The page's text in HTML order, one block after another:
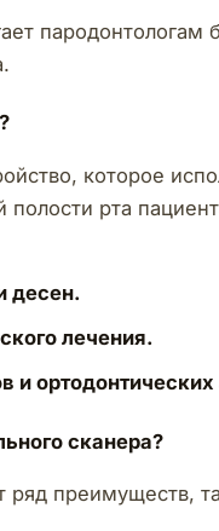
пародонтологам
которое
рта
десен.
лечения.
и
сканера?
ряд преимуществ,